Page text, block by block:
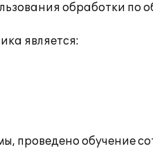
обработки по
является:
проведено обучение